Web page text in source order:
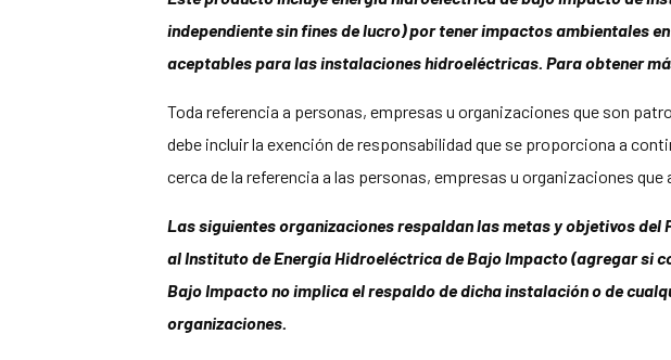
independiente sin fines de lucro) por tener impactos ambientales
aceptables para las instalaciones hidroeléctricas. Para obtener
Toda referencia a personas, empresas u organizaciones que son
debe incluir la exención de responsabilidad que se proporciona a
cerca de la referencia a las personas, empresas u organizaciones que
Las siguientes organizaciones respaldan las metas y objetivos
al Instituto de Energía Hidroeléctrica de Bajo Impacto (agregar si
Bajo Impacto no implica el respaldo de dicha instalación o de
organizaciones.